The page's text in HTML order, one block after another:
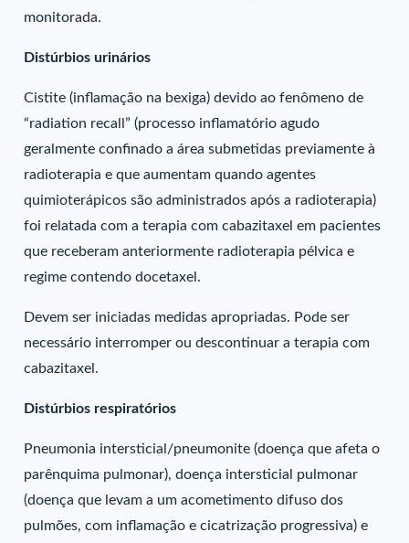
monitorada.
Distúrbios urinários
Cistite (inflamação na bexiga) devido ao fenômeno de
“radiation recall” (processo inflamatório agudo
geralmente confinado a área submetidas previamente à
radioterapia e que aumentam quando agentes
quimioterápicos são administrados após a radioterapia)
foi relatada com a terapia com cabazitaxel em pacientes
que receberam anteriormente radioterapia pélvica e
regime contendo docetaxel.
Devem ser iniciadas medidas apropriadas. Pode ser
necessário interromper ou descontinuar a terapia com
cabazitaxel.
Distúrbios respiratórios
Pneumonia intersticial/pneumonite (doença que afeta o
parênquima pulmonar), doença intersticial pulmonar
(doença que levam a um acometimento difuso dos
pulmões, com inflamação e cicatrização progressiva) e